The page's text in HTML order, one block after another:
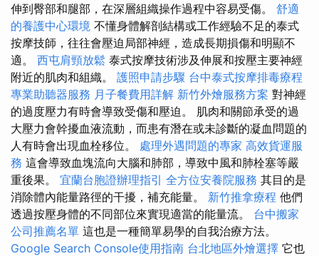
伸到臀部和腿部，在深層組織操作過程中容易受傷。 舒適
的養護中心環境 不懂身體解剖結構或工作經驗不足的泰式
按摩技師，往往會壓迫局部神經，造成長期損傷和明顯不
適。 西屯肩頸放鬆 泰式按摩技術涉及伸展和按壓主要神經
附近的肌肉和組織。 護照申請步驟 台中泰式按摩排毒療程
專業助聽器服務 月子餐費用詳解 新竹外燴服務方案 對神經
的過度壓力有時會導致受傷和壓迫。 肌肉和關節承受的過
大壓力會幹擾血液流動，而患有潛在或未診斷的凝血問題的
人有時會出現血栓移位。 處理外遇問題的專家 高效貨運服
務 這會導致血塊流向大腦和肺部，導致中風和肺栓塞等嚴
重後果。 宜蘭台胞證辦理指引 全方位安養院服務 其目的是
消除體內能量路徑的干擾，補充能量。 新竹推拿療程 他們
透過按壓身體的不同部位來實現適當的能量流。 台中搬家
公司推薦名單 這也是一種簡單易學的自我治療方法。
Google Search Console使用指南 台北地區外燴選擇 它也